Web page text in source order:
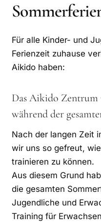
Für alle Kinder- und
Ferienzeit zuhause
Aikido haben:
Das Aikido
während der
Nach der langen Zeit
wir uns so gefreut,
trainieren zu können.
Aus diesem Grund
die gesamten
Jugendliche und
Training für